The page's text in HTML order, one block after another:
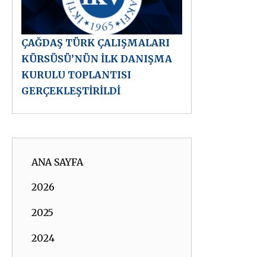
ÇAĞDAŞ TÜRK ÇALIŞMALARI
KÜRSÜSÜ’NÜN İLK DANIŞMA
KURULU TOPLANTISI
GERÇEKLEŞTİRİLDİ
ANA SAYFA
2026
2025
2024